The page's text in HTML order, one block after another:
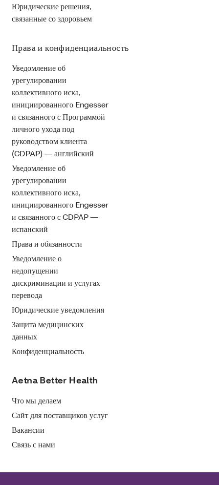
Юридические решения,
связанные со здоровьем
Права и конфиденциальность
Уведомление об
урегулировании
коллективного иска,
инициированного Engesser
и связанного с Программой
личного ухода под
руководством клиента
(CDPAP) — английский
Уведомление об
урегулировании
коллективного иска,
инициированного Engesser
и связанного с CDPAP —
испанский
Права и обязанности
Уведомление о
недопущении
дискриминации и услугах
перевода
Юридические уведомления
Защита медицинских
данных
Конфиденциальность
Aetna Better Health
Что мы делаем
Сайт для поставщиков услуг
Вакансии
Связь с нами